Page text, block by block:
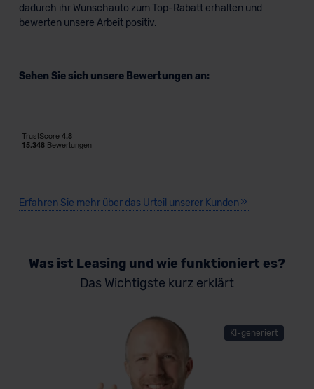
dadurch ihr Wunschauto zum Top-Rabatt erhalten und
bewerten unsere Arbeit positiv.
Sehen Sie sich unsere Bewertungen an:
Erfahren Sie mehr über das Urteil unserer Kunden
Was ist Leasing und wie funktioniert es?
Das Wichtigste kurz erklärt
KI-generiert